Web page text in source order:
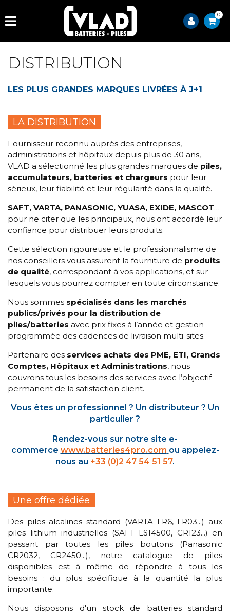
0
DISTRIBUTION
LES PLUS GRANDES MARQUES LIVRÉES À J+1
LA DISTRIBUTION
Fournisseur reconnu auprès des entreprises,
administrations et hôpitaux depuis plus de 30 ans,
VLAD a sélectionné les plus grandes marques de piles,
accumulateurs, batteries et chargeurs pour leur
sérieux, leur fiabilité et leur régularité dans la qualité.
SAFT, VARTA, PANASONIC, YUASA, EXIDE, MASCOT…
pour ne citer que les principaux, nous ont accordé leur
confiance pour distribuer leurs produits.
Cette sélection rigoureuse et le professionnalisme de
nos conseillers vous assurent la fourniture de produits
de qualité, correspondant à vos applications, et sur
lesquels vous pourrez compter en toute circonstance.
Nous sommes spécialisés dans les marchés
publics/privés pour la distribution de
piles/batteries avec prix fixes à l’année et gestion
programmée des cadences de livraison multi-sites.
Partenaire des services achats des PME, ETI, Grands
Comptes, Hôpitaux et Administrations, nous
couvrons tous les besoins des services avec l’objectif
permanent de la satisfaction client.
Vous êtes un professionnel ? Un distributeur ? Un
particulier ?
Rendez-vous sur notre site e-
commerce www.batteries4pro.com ou appelez-
nous au +33 (0)2 47 54 51 57.
Une offre dédiée
Des piles alcalines standard (VARTA LR6, LR03...) aux
piles lithium industrielles (SAFT LS14500, CR123...) en
passant par toutes les piles boutons (Panasonic
CR2032, CR2450...), notre catalogue de piles
disponibles est à même de répondre à tous les
besoins : du plus spécifique à la quantité la plus
importante.
Nous disposons d'un stock de batteries standard